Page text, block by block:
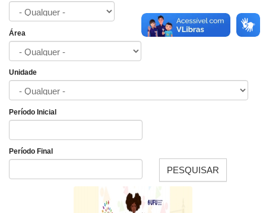
Área
Unidade
Período Inicial
Período Final
PESQUISAR